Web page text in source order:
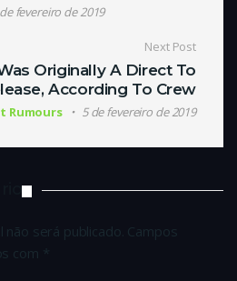
fevereiro de 2019
Next Post
Originally A Direct To
According To Crew
Rumours 5 de fevereiro de 2019
será publicado. Campos
com *